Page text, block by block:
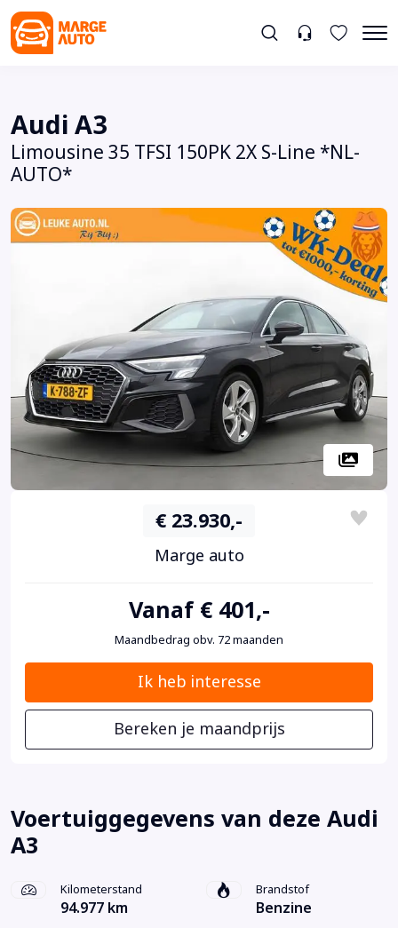
Audi A3
Limousine 35 TFSI 150PK 2X S-Line *NL-
AUTO*
€ 23.930,-
Marge auto
Vanaf € 401,-
Maandbedrag obv. 72 maanden
Ik heb interesse
Bereken je maandprijs
Voertuiggegevens van deze Audi
A3
Kilometerstand
94.977 km
Brandstof
Benzine